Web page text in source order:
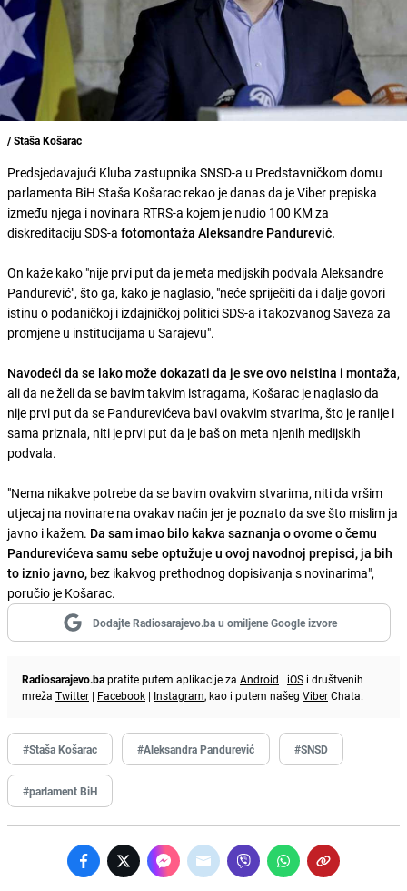
/ Staša Košarac
Predsjedavajući Kluba zastupnika SNSD-a u Predstavničkom domu
parlamenta BiH Staša Košarac rekao je danas da je Viber prepiska
između njega i novinara RTRS-a kojem je nudio 100 KM za
diskreditaciju SDS-a fotomontaža Aleksandre Pandurević.
On kaže kako "nije prvi put da je meta medijskih podvala Aleksandre
Pandurević", što ga, kako je naglasio, "neće spriječiti da i dalje govori
istinu o podaničkoj i izdajničkoj politici SDS-a i takozvanog Saveza za
promjene u institucijama u Sarajevu".
Navodeći da se lako može dokazati da je sve ovo neistina i montaža,
ali da ne želi da se bavim takvim istragama, Košarac je naglasio da
nije prvi put da se Pandurevićeva bavi ovakvim stvarima, što je ranije i
sama priznala, niti je prvi put da je baš on meta njenih medijskih
podvala.
"Nema nikakve potrebe da se bavim ovakvim stvarima, niti da vršim
utjecaj na novinare na ovakav način jer je poznato da sve što mislim ja
javno i kažem. Da sam imao bilo kakva saznanja o ovome o čemu
Pandurevićeva samu sebe optužuje u ovoj navodnoj prepisci, ja bih
to iznio javno, bez ikakvog prethodnog dopisivanja s novinarima",
poručio je Košarac.
Dodajte Radiosarajevo.ba u omiljene Google izvore
Radiosarajevo.bapratite putem aplikacije za Android | iOS i društvenih
mreža Twitter | Facebook | Instagram, kao i putem našeg ViberChata.
#Staša Košarac #Aleksandra Pandurević #SNSD
#parlament BiH